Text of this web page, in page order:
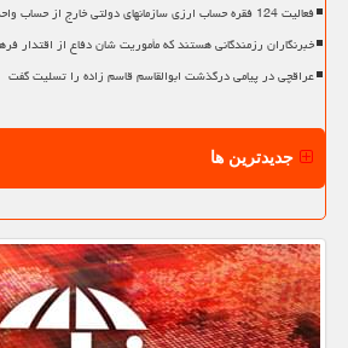
فعالیت 124 فقره حساب ارزی سازمانهای دولتی خارج از حساب واحد خزانه
خبرنگاران رزمندگانی هستند که مأموریت شان دفاع از اقتدار
عراقچی در پیامی درگذشت ابوالقاسم قاسم زاده را تسلیت گفت
جدیدترین ها